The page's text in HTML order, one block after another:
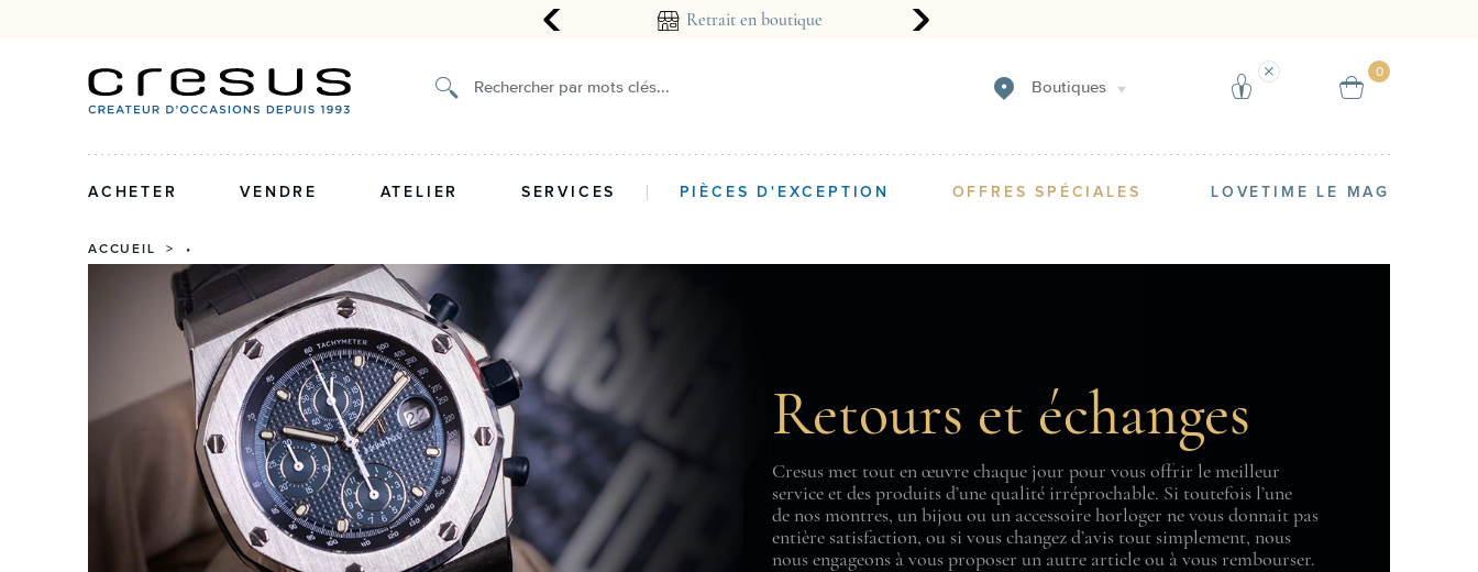
Authenticité certifiée et garantie 2 ans Retrait en boutique
Rechercher par mots clés... Boutiques
0
ACHETER VENDRE ATELIER SERVICES PIÈCES D'EXCEPTION OFFRES SPÉCIALES LOVETIME LE MAG
ACCUEIL > •
Retours et échanges
Cresus met tout en œuvre chaque jour pour vous offrir le meilleur
service et des produits d’une qualité irréprochable. Si toutefois l’une
de nos montres, un bijou ou un accessoire horloger ne vous donnait pas
entière satisfaction, ou si vous changez d’avis tout simplement, nous
nous engageons à vous proposer un autre article ou à vous rembourser.